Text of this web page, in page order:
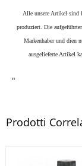
Alle unsere Artikel sind
produziert. Die
Markenhaber und dien
ausgelieferte Artikel
"
Prodotti